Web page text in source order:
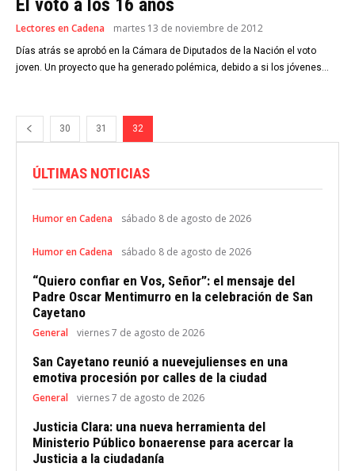
El voto a los 16 años
Lectores en Cadena martes 13 de noviembre de 2012
Días atrás se aprobó en la Cámara de Diputados de la Nación el voto
joven. Un proyecto que ha generado polémica, debido a si los jóvenes...
30 31 32
ÚLTIMAS NOTICIAS
Humor en Cadena sábado 8 de agosto de 2026
Humor en Cadena sábado 8 de agosto de 2026
“Quiero confiar en Vos, Señor”: el mensaje del
Padre Oscar Mentimurro en la celebración de San
Cayetano
General viernes 7 de agosto de 2026
San Cayetano reunió a nuevejulienses en una
emotiva procesión por calles de la ciudad
General viernes 7 de agosto de 2026
Justicia Clara: una nueva herramienta del
Ministerio Público bonaerense para acercar la
Justicia a la ciudadanía